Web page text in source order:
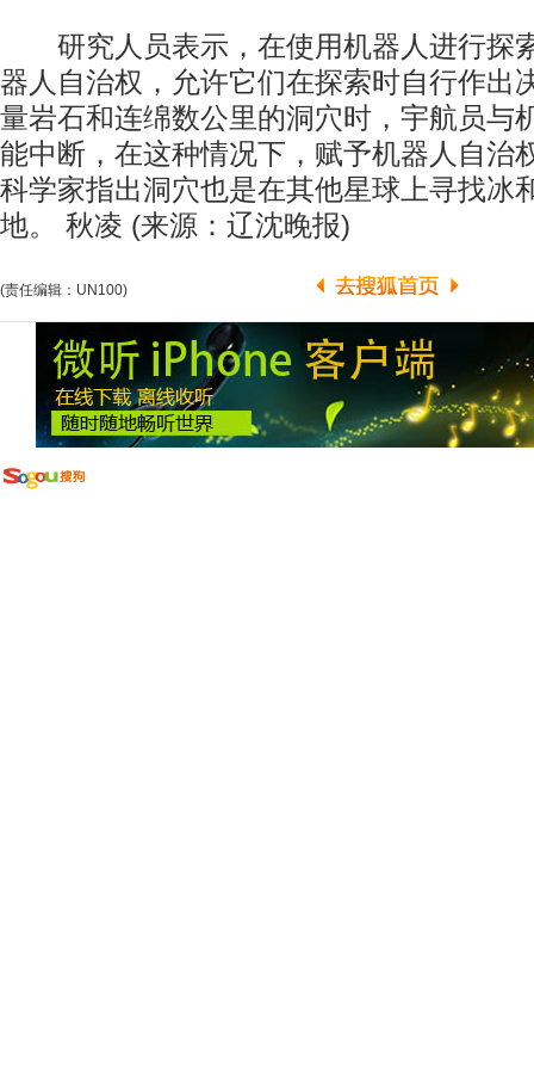
研究人员表示，在使用机器人进行探
器人自治权，允许它们在探索时自行作出
量岩石和连绵数公里的洞穴时，宇航员与
能中断，在这种情况下，赋予机器人自治
科学家指出洞穴也是在其他星球上寻找冰
地。 秋凌 (来源：辽沈晚报)
(责任编辑：UN100)